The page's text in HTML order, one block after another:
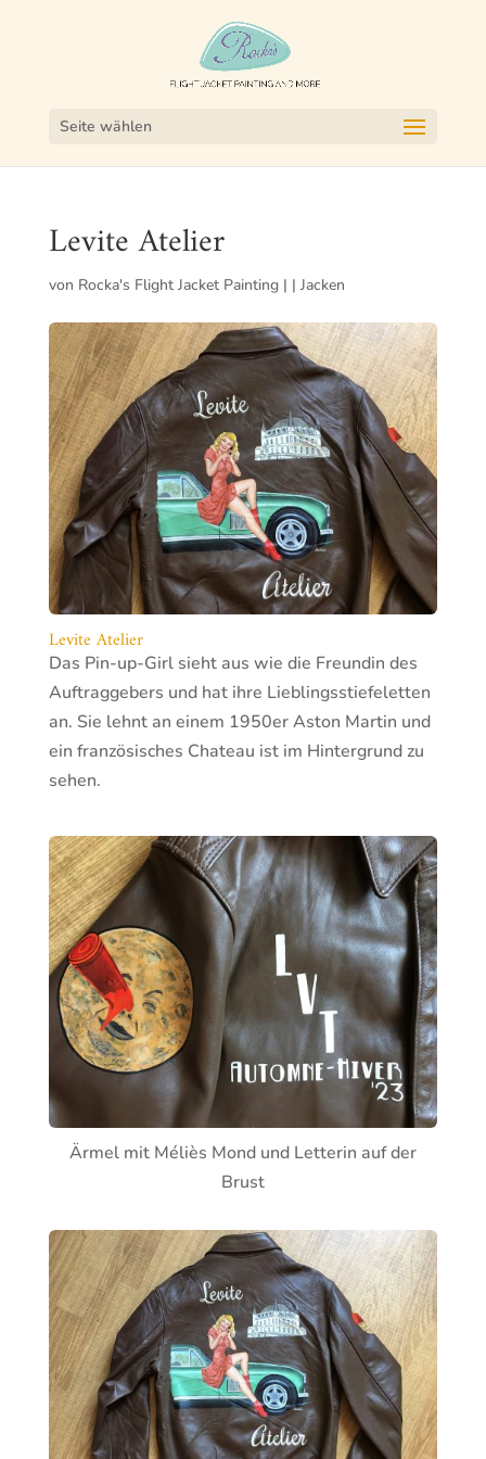
Seite wählen
Levite Atelier
von Rocka's Flight Jacket Painting| | Jacken
Levite Atelier
Das Pin-up-Girl sieht aus wie die Freundin des
Auftraggebers und hat ihre Lieblingsstiefeletten
an. Sie lehnt an einem 1950er Aston Martin und
ein französisches Chateau ist im Hintergrund zu
sehen.
Ärmel mit Méliès Mond und Letterin auf der
Brust